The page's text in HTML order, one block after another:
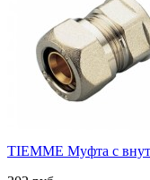
TIEMME Муфта с